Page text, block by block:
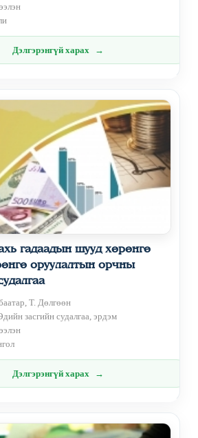
Дэлгэрэнгүй харах
гадаадын шууд хөрөнгө
оруулалтын орчны
Т. Дөлгөөн
засгийн судалгаа, эрдэм
Дэлгэрэнгүй харах